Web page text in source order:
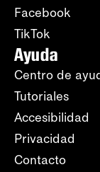
Facebook
TikTok
Ayuda
Centro de
Tutoriales
Accesibilidad
Privacidad
Contacto